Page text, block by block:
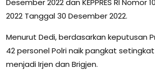
Desember 2022 dan KEPPRES RI Nomor
2022 Tanggal 30 Desember 2022.
Menurut Dedi, berdasarkan keputusan
42 personel Polri naik pangkat
menjadi Irjen dan Brigjen.